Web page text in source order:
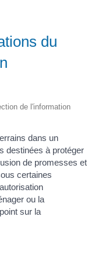
du
de l'information
dans un
destinées à protéger
de promesses et
certaines
ou la
sur la